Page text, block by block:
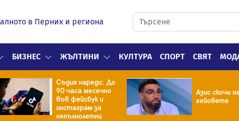
в Перник и региона
БИЗНЕС ЖЪЛТИНИ КУЛТУРА СПОРТ СВЯТ
Съдия нареди: До
90 часа месечно
във фейсбук и
инстаграм за
непълнолетни
Азис скочи
гейовете